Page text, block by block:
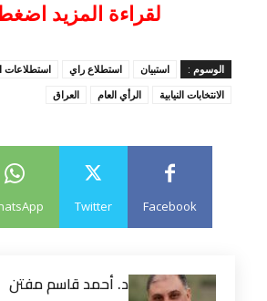
لقراءة المزيد
الوسوم : استبيان استطلاع راي استطلاعات
الانتخابات النيابية
الرأي العام العراق
Facebook
Twitter
د. أحمد قاسم مفتن